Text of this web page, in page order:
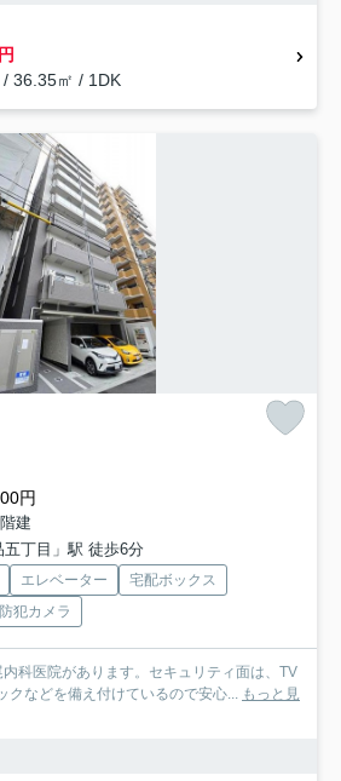
/ 36.35㎡ / 1DK
円
建
丁目」駅 徒歩6分
エレベーター
宅配ボックス
防犯カメラ
科医院があります。セキュリティ面は、TV
クなどを備え付けているので安心... もっと見